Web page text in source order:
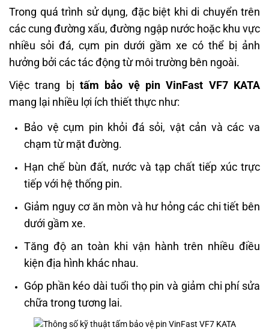
Trong quá trình sử dụng, đặc biệt khi di chuyển trên
các cung đường xấu, đường ngập nước hoặc khu vực
nhiều sỏi đá, cụm pin dưới gầm xe có thể bị ảnh
hưởng bởi các tác động từ môi trường bên ngoài.
Việc trang bị tấm bảo vệ pin VinFast VF7 KATA
mang lại nhiều lợi ích thiết thực như:
Bảo vệ cụm pin khỏi đá sỏi, vật cản và các va
chạm từ mặt đường.
Hạn chế bùn đất, nước và tạp chất tiếp xúc trực
tiếp với hệ thống pin.
Giảm nguy cơ ăn mòn và hư hỏng các chi tiết bên
dưới gầm xe.
Tăng độ an toàn khi vận hành trên nhiều điều
kiện địa hình khác nhau.
Góp phần kéo dài tuổi thọ pin và giảm chi phí sửa
chữa trong tương lai.